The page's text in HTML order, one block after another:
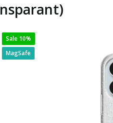
Sale 10%
MagSafe